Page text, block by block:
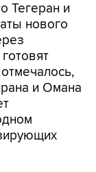
Тегеран и
нового
и Омана